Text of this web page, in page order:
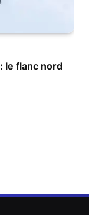
le flanc nord